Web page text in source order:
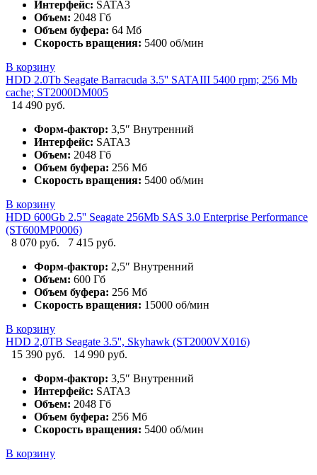
Интерфейс: SATA3
Объем: 2048 Гб
Объем буфера: 64 Мб
Скорость вращения: 5400 об/мин
В корзину
HDD 2.0Tb Seagate Barracuda 3.5'' SATAIII 5400 rpm; 256 Mb
cache; ST2000DM005
14 490 руб.
Форм-фактор: 3,5″ Внутренний
Интерфейс: SATA3
Объем: 2048 Гб
Объем буфера: 256 Мб
Скорость вращения: 5400 об/мин
В корзину
HDD 600Gb 2.5'' Seagate 256Mb SAS 3.0 Enterprise Performance
(ST600MP0006)
8 070 руб.
7 415 руб.
Форм-фактор: 2,5″ Внутренний
Объем: 600 Гб
Объем буфера: 256 Мб
Скорость вращения: 15000 об/мин
В корзину
HDD 2,0TB Seagate 3.5'', Skyhawk (ST2000VX016)
15 390 руб.
14 990 руб.
Форм-фактор: 3,5″ Внутренний
Интерфейс: SATA3
Объем: 2048 Гб
Объем буфера: 256 Мб
Скорость вращения: 5400 об/мин
В корзину